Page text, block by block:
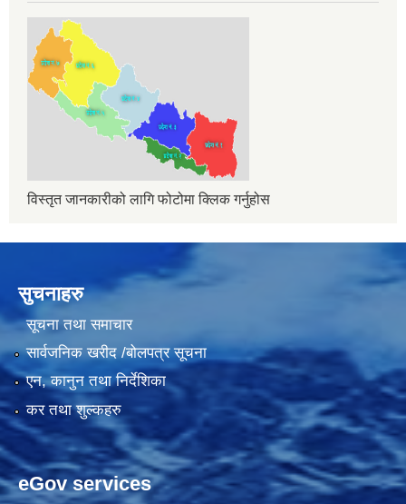
विस्तृत जानकारीको लागि फोटोमा क्लिक गर्नुहोस
सुचनाहरु
सूचना तथा समाचार
सार्वजनिक खरीद /बोलपत्र सूचना
एन, कानुन तथा निर्देशिका
कर तथा शुल्कहरु
eGov services